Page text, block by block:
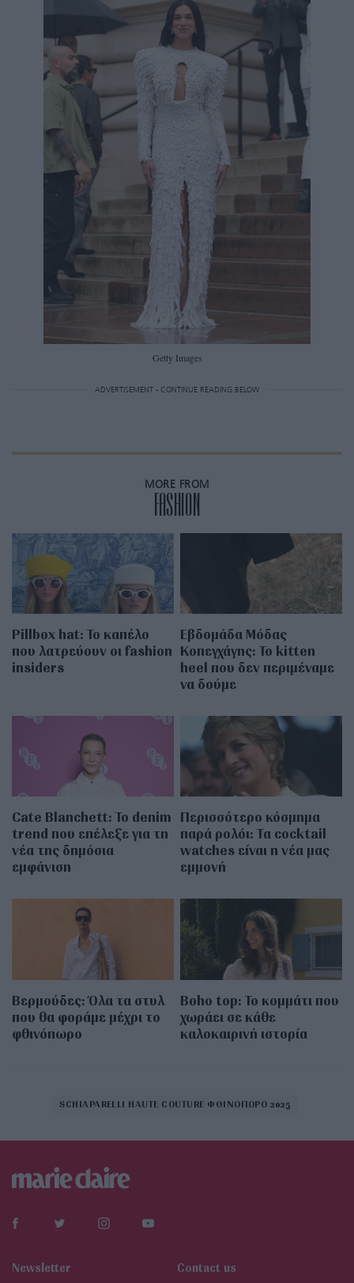
Getty Images
ADVERTISEMENT - CONTINUE READING BELOW
MORE FROM
FASHION
Pillbox hat: Το καπέλο
που λατρεύουν οι fashion
insiders
Εβδομάδα Μόδας
Κοπεγχάγης: Το kitten
heel που δεν περιμέναμε
να δούμε
Cate Blanchett: Το denim
trend που επέλεξε για τη
νέα της δημόσια
εμφάνιση
Περισσότερο κόσμημα
παρά ρολόι: Τα cocktail
watches είναι η νέα μας
εμμονή
Βερμούδες: Όλα τα στυλ
που θα φοράμε μέχρι το
φθινόπωρο
Boho top: Το κομμάτι που
χωράει σε κάθε
καλοκαιρινή ιστορία
SCHIAPARELLI HAUTE COUTURE ΦΘΙΝΟΠΩΡΟ 2025
Newsletter Contact us